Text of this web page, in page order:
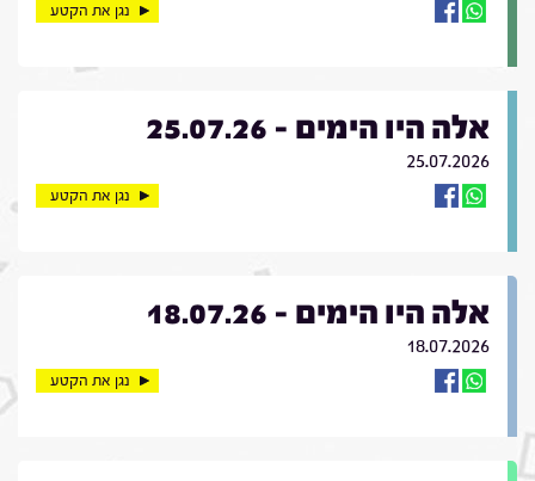
נגן את הקטע
אלה היו הימים - 25.07.26
25.07.2026
נגן את הקטע
אלה היו הימים - 18.07.26
18.07.2026
נגן את הקטע